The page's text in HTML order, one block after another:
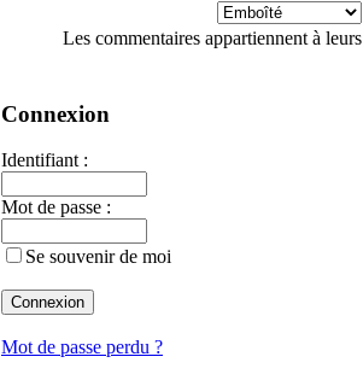
Les commentaires appartiennent à
Connexion
Identifiant :
Mot de passe :
Se souvenir de moi
Mot de passe perdu ?